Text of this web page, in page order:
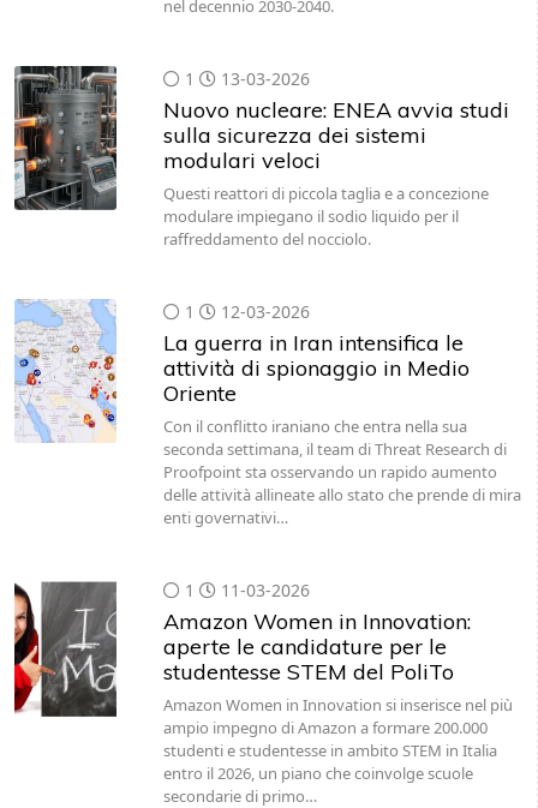
nel decennio 2030-2040.
1 13-03-2026
Nuovo nucleare: ENEA avvia studi
sulla sicurezza dei sistemi
modulari veloci
Questi reattori di piccola taglia e a concezione
modulare impiegano il sodio liquido per il
raffreddamento del nocciolo.
1 12-03-2026
La guerra in Iran intensifica le
attività di spionaggio in Medio
Oriente
Con il conflitto iraniano che entra nella sua
seconda settimana, il team di Threat Research di
Proofpoint sta osservando un rapido aumento
delle attività allineate allo stato che prende di mira
enti governativi…
1 11-03-2026
Amazon Women in Innovation:
aperte le candidature per le
studentesse STEM del PoliTo
Amazon Women in Innovation si inserisce nel più
ampio impegno di Amazon a formare 200.000
studenti e studentesse in ambito STEM in Italia
entro il 2026, un piano che coinvolge scuole
secondarie di primo…